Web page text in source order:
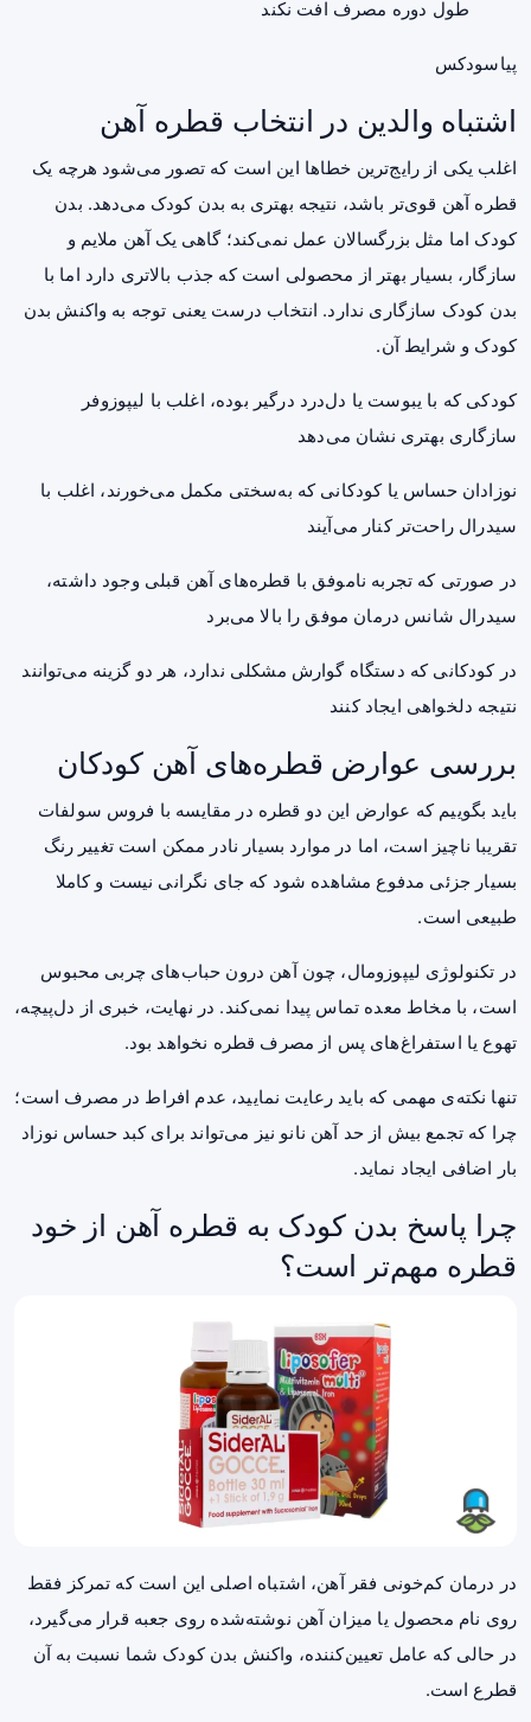
طول دوره مصرف افت نکند
پیاسودکس
اشتباه والدین در انتخاب قطره آهن
اغلب یکی از رایج‌ترین خطاها این است که تصور می‌شود هرچه یک
قطره آهن قوی‌تر باشد، نتیجه بهتری به بدن کودک می‌دهد. بدن
کودک اما مثل بزرگسالان عمل نمی‌کند؛ گاهی یک آهن ملایم و
سازگار، بسیار بهتر از محصولی است که جذب بالاتری دارد اما با
بدن کودک سازگاری ندارد. انتخاب درست یعنی توجه به واکنش بدن
کودک و شرایط آن.
کودکی که با یبوست یا دل‌درد درگیر بوده، اغلب با لیپوزوفر
سازگاری بهتری نشان می‌دهد
نوزادان حساس یا کودکانی که به‌سختی مکمل می‌خورند، اغلب با
سیدرال راحت‌تر کنار می‌آیند
در صورتی که تجربه ناموفق با قطره‌های آهن قبلی وجود داشته،
سیدرال شانس درمان موفق را بالا می‌برد
در کودکانی که دستگاه گوارش مشکلی ندارد، هر دو گزینه می‌توانند
نتیجه دلخواهی ایجاد کنند
بررسی عوارض قطره‌های آهن کودکان
باید بگوییم که عوارض این دو قطره در مقایسه با فروس سولفات
تقریبا ناچیز است، اما در موارد بسیار نادر ممکن است تغییر رنگ
بسیار جزئی مدفوع مشاهده شود که جای نگرانی نیست و کاملا
طبیعی است.
در تکنولوژی لیپوزومال، چون آهن درون حباب‌های چربی محبوس
است، با مخاط معده تماس پیدا نمی‌کند. در نهایت، خبری از دل‌پیچه،
تهوع یا استفراغ‌های پس از مصرف قطره نخواهد بود.
تنها نکته‌‌ی مهمی که باید رعایت نمایید، عدم افراط در مصرف است؛
چرا که تجمع بیش از حد آهن نانو نیز می‌تواند برای کبد حساس نوزاد
بار اضافی ایجاد نماید.
چرا پاسخ بدن کودک به قطره آهن از خود
قطره مهم‌تر است؟
در درمان کم‌خونی فقر آهن، اشتباه اصلی این است که تمرکز فقط
روی نام محصول یا میزان آهن نوشته‌شده روی جعبه قرار می‌گیرد،
در حالی‌ که عامل تعیین‌کننده، واکنش بدن کودک شما نسبت به آن
قطرع است.